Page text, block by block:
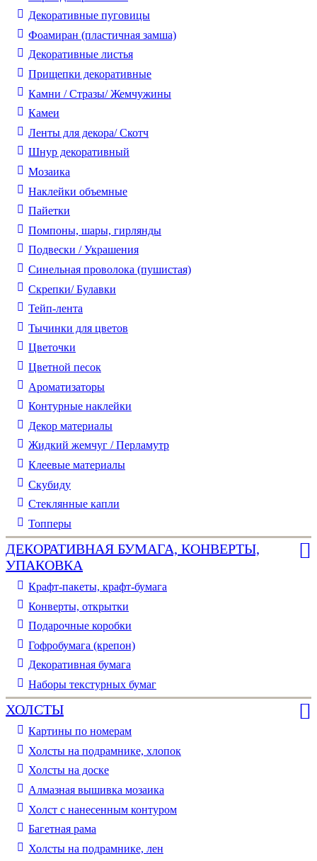
Декоративные пуговицы
Фоамиран (пластичная замша)
Декоративные листья
Прищепки декоративные
Камни / Cтразы/ Жемчужины
Камеи
Ленты для декора/ Скотч
Шнур декоративный
Мозаика
Наклейки объемные
Пайетки
Помпоны, шары, гирлянды
Подвески / Украшения
Синельная проволока (пушистая)
Скрепки/ Булавки
Тейп-лента
Тычинки для цветов
Цветочки
Цветной песок
Ароматизаторы
Контурные наклейки
Декор материалы
Жидкий жемчуг / Перламутр
Клеевые материалы
Скубиду
Стеклянные капли
Топперы
ДЕКОРАТИВНАЯ БУМАГА, КОНВЕРТЫ,
УПАКОВКА
Крафт-пакеты, крафт-бумага
Конверты, открытки
Подарочные коробки
Гофробумага (крепон)
Декоративная бумага
Наборы текстурных бумаг
ХОЛСТЫ
Картины по номерам
Холсты на подрамнике, хлопок
Холсты на доске
Алмазная вышивка мозаика
Холст с нанесенным контуром
Багетная рама
Холсты на подрамнике, лен